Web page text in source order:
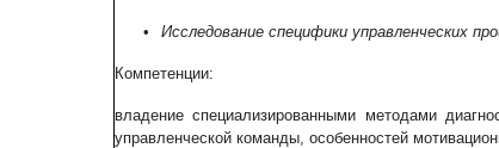
• Исследование специфики управленческих
Компетенции:
владение специализированными методами
управленческой команды, особенностей